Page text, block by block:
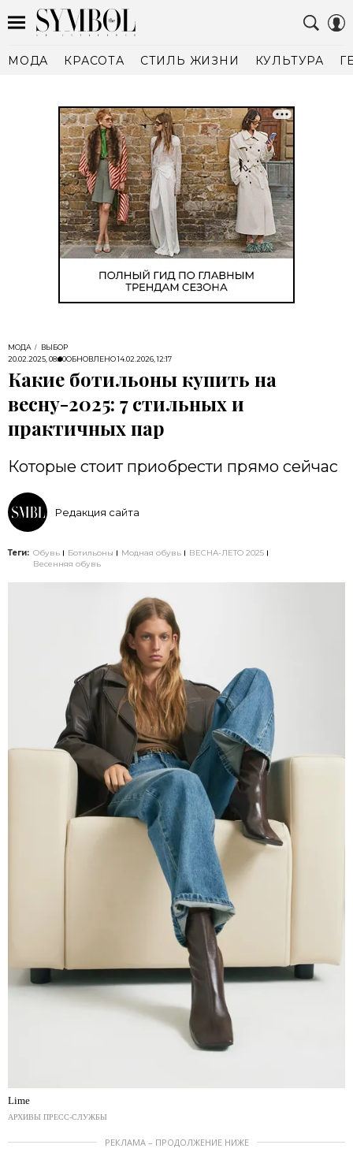
МОДА КРАСОТА СТИЛЬ ЖИЗНИ КУЛЬТУРА
МОДА
ВЫБОР
20.02.2025, 08:00ОБНОВЛЕНО14.02.2026, 12:17
Какие ботильоны купить на
весну-2025: 7 стильных и
практичных пар
Которые стоит приобрести прямо сейчас
Редакция сайта
Теги: Обувь Ботильоны Модная обувь
ВЕСНА-ЛЕТО 2025
Весенняя обувь
Lime
АРХИВЫ ПРЕСС-СЛУЖБЫ
РЕКЛАМА – ПРОДОЛЖЕНИЕ НИЖЕ